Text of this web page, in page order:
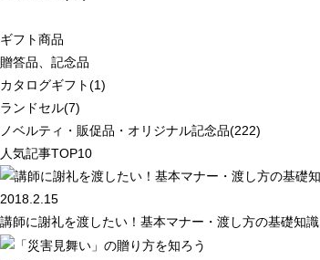
ギフト商品
贈答品、記念品
カタログギフト(1)
ランドセル(7)
ノベルティ・販促品・オリジナル記念品(222)
人気記事TOP10
2018.2.15
講師に謝礼を渡したい！基本マナー・渡し方の基礎知識